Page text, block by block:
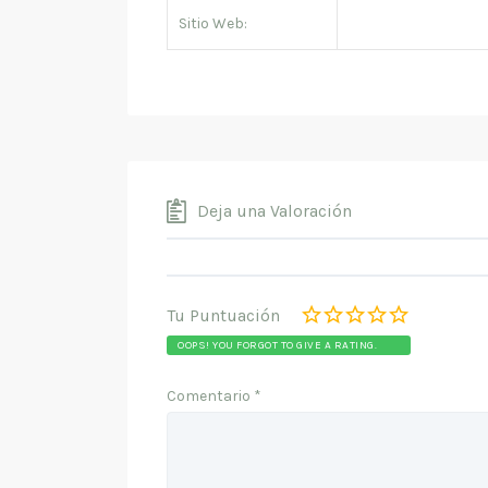
Sitio Web:
Deja una Valoración
Tu Puntuación
OOPS! YOU FORGOT TO GIVE A RATING.
Comentario *